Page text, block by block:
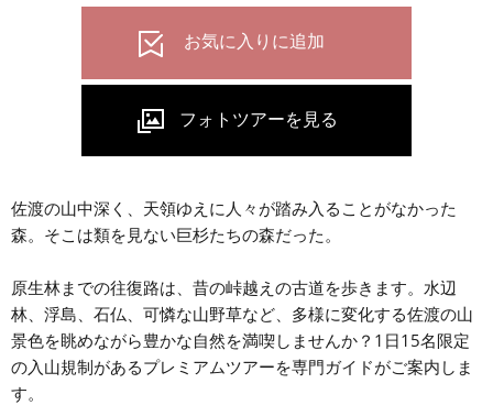
佐渡の山中深く、天領ゆえに人々が踏み入ることがなかった
森。そこは類を見ない巨杉たちの森だった。
原生林までの往復路は、昔の峠越えの古道を歩きます。水辺
林、浮島、石仏、可憐な山野草など、多様に変化する佐渡の山
景色を眺めながら豊かな自然を満喫しませんか？1日15名限定
の入山規制があるプレミアムツアーを専門ガイドがご案内しま
す。